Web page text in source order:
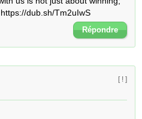
dub.sh/Tm2uIwS
Répondre
[ ! ]